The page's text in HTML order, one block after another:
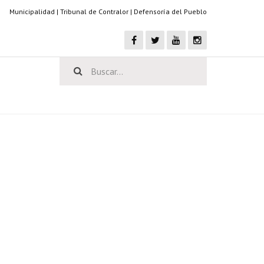
Municipalidad | Tribunal de Contralor | Defensoría del Pueblo